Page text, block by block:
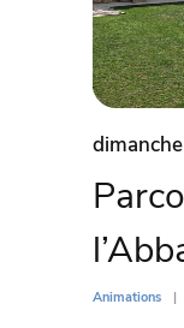
Animations